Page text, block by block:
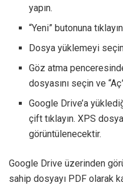
yapın.
“Yeni” butonuna
Dosya yüklemeyi
Göz atma
dosyasını seçin ve
Google Drive’a
çift tıklayın. XPS
görüntülenecektir.
Google Drive üzerinden
sahip dosyayı PDF olarak